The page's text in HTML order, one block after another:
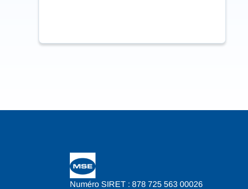
Numéro SIRET : 878 725 563 00026